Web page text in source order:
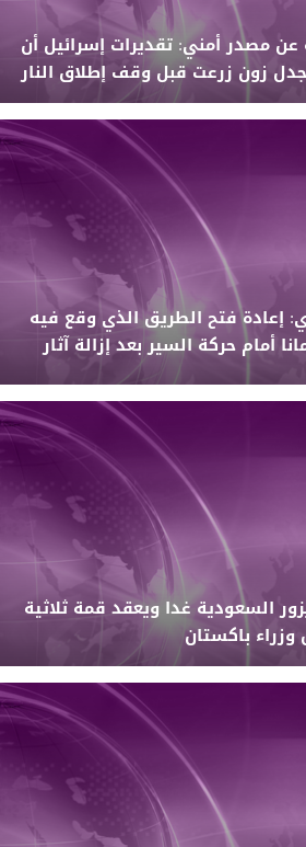
عن مصدر أمني: تقديرات إسرائيل أن
زون زرعت قبل وقف إطلاق النار
إعادة فتح الطريق الذي وقع فيه
أمام حركة السير بعد إزالة آثار
السعودية غدا ويعقد قمة ثلاثية
باكستان